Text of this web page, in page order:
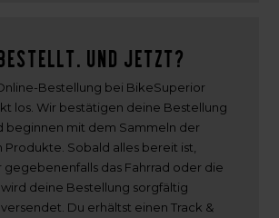
bestellt. Und jetzt?
Bestellung bei BikeSuperior
los. Wir bestätigen deine Bestellung
beginnen mit dem Sammeln der
Produkte. Sobald alles bereit ist,
das Fahrrad oder die
wird deine Bestellung sorgfältig
Du erhältst einen Track &